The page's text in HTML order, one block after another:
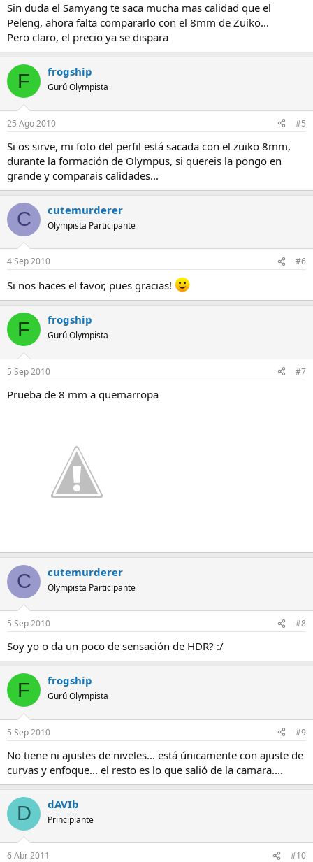
Sin duda el Samyang te saca mucha mas calidad que el
Peleng, ahora falta compararlo con el 8mm de Zuiko...
Pero claro, el precio ya se dispara
F frogship
Gurú Olympista
25 Ago 2010 #5
Si os sirve, mi foto del perfil está sacada con el zuiko 8mm,
durante la formación de Olympus, si quereis la pongo en
grande y comparais calidades...
C cutemurderer
Olympista Participante
4 Sep 2010 #6
Si nos haces el favor, pues gracias!
F frogship
Gurú Olympista
5 Sep 2010 #7
Prueba de 8 mm a quemarropa
C cutemurderer
Olympista Participante
5 Sep 2010 #8
Soy yo o da un poco de sensación de HDR? :/
F frogship
Gurú Olympista
5 Sep 2010 #9
No tiene ni ajustes de niveles... está únicamente con ajuste de
curvas y enfoque... el resto es lo que salió de la camara....
D dAVIb
Principiante
6 Abr 2011 #10